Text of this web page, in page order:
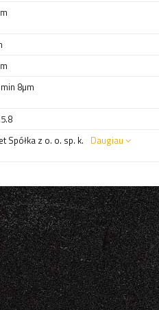
8µm
Spółka z o. o. sp. k. Daugiau